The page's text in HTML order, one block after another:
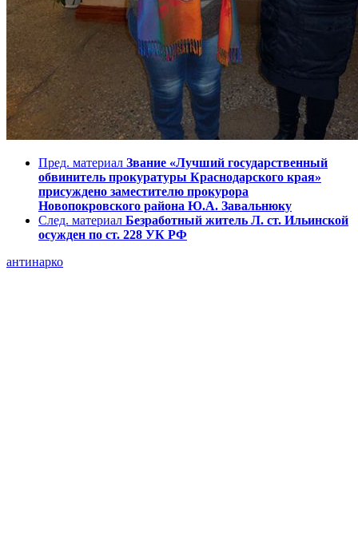
Пред. материал Звание «Лучший государственный
обвинитель прокуратуры Краснодарского края»
присуждено заместителю прокурора
Новопокровского района Ю.А. Завальнюку
След. материал Безработный житель Л. ст. Ильинской
осужден по ст. 228 УК РФ
антинарко